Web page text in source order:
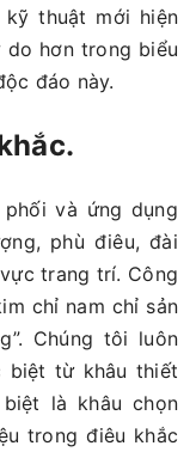
kỹ thuật mới hiện
hơn trong biểu
đáo này.
và ứng dụng
phù điêu, đài
trang trí. Công
chỉ nam chỉ sản
Chúng tôi luôn
biệt từ khâu thiết
là khâu chọn
trong điêu khắc